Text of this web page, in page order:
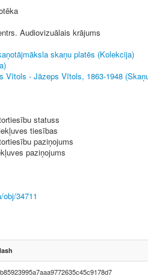
Audiovizuālais krājums
skaņu platēs (Kolekcija)
Vītols - Jāzeps Vītols, 1863-1948
statuss
tiesības
paziņojums
paziņojums
34711